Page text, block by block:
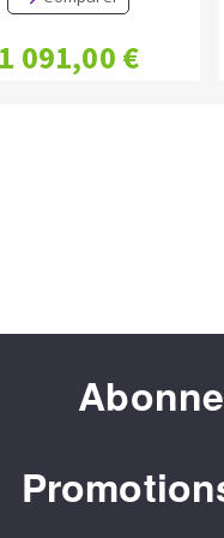
1 091,00 €